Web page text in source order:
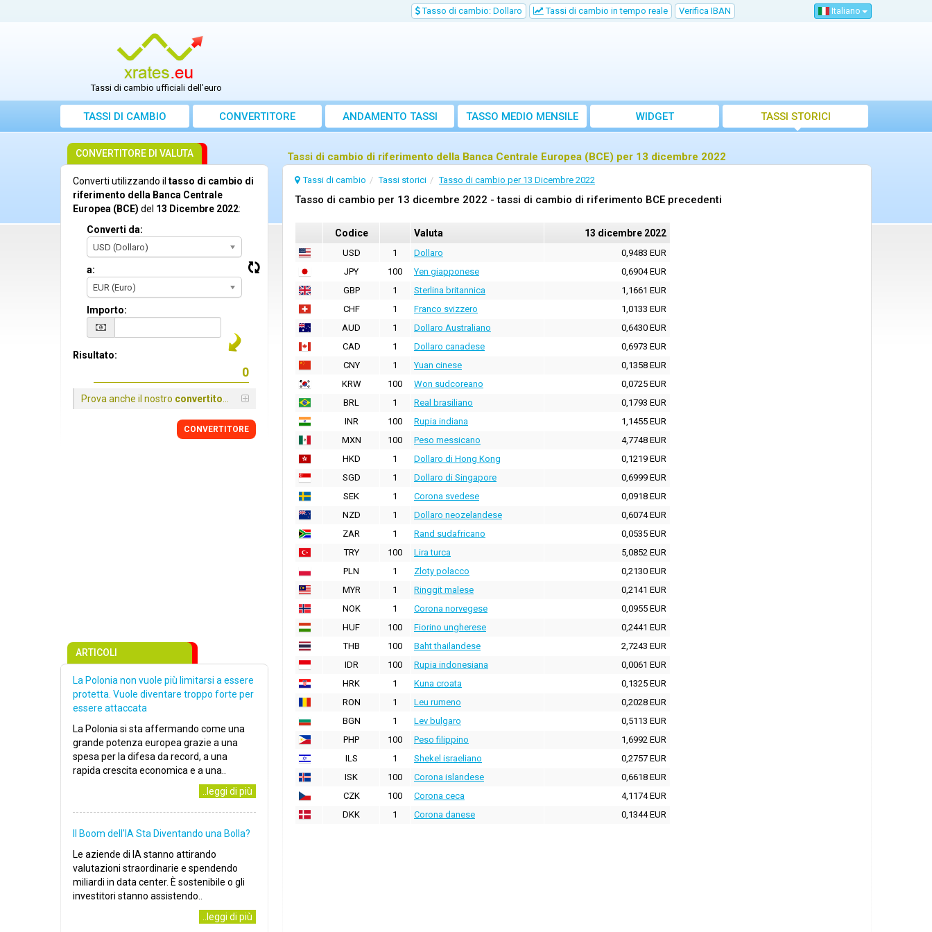
Tasso di cambio: Dollaro Tassi di cambio in tempo reale Verifica IBAN Italiano
Tassi di cambio ufficiali dell’euro
TASSI DI CAMBIO CONVERTITORE ANDAMENTO TASSI TASSO MEDIO MENSILE WIDGET TASSI STORICI
Tassi di cambio di riferimento della Banca Centrale Europea (BCE) per 13 dicembre 2022
Tassi di cambio Tassi storici Tasso di cambio per 13 Dicembre 2022
Tasso di cambio per 13 dicembre 2022 - tassi di cambio di riferimento BCE precedenti
Codice Valuta 13 dicembre 2022
USD 1 Dollaro
0,9483 EUR
JPY
100 Yen giapponese
0,6904 EUR
GBP
1 Sterlina britannica
1,1661 EUR
CHF
1 Franco svizzero
1,0133 EUR
AUD
1 Dollaro Australiano
0,6430 EUR
CAD
1 Dollaro canadese
0,6973 EUR
CNY
1 Yuan cinese
0,1358 EUR
KRW
100 Won sudcoreano
0,0725 EUR
BRL
1 Real brasiliano
0,1793 EUR
INR
100 Rupia indiana
1,1455 EUR
MXN
100 Peso messicano
4,7748 EUR
HKD
1 Dollaro di Hong Kong
0,1219 EUR
SGD
1 Dollaro di Singapore
0,6999 EUR
SEK
1 Corona svedese
0,0918 EUR
NZD
1 Dollaro neozelandese
0,6074 EUR
ZAR
1 Rand sudafricano
0,0535 EUR
TRY
100 Lira turca
5,0852 EUR
PLN
1 Zloty polacco
0,2130 EUR
MYR
1 Ringgit malese
0,2141 EUR
NOK
1 Corona norvegese
0,0955 EUR
HUF
100 Fiorino ungherese
0,2441 EUR
THB
100 Baht thailandese
2,7243 EUR
IDR
100 Rupia indonesiana
0,0061 EUR
HRK
1 Kuna croata
0,1325 EUR
RON
1 Leu rumeno
0,2028 EUR
BGN
1 Lev bulgaro
0,5113 EUR
PHP
100 Peso filippino
1,6992 EUR
ILS
1 Shekel israeliano
0,2757 EUR
ISK
100 Corona islandese
0,6618 EUR
CZK
100 Corona ceca
4,1174 EUR
DKK
1 Corona danese 0,1344 EUR
CONVERTITORE DI VALUTA
Converti utilizzando il tasso di cambio di
riferimento della Banca Centrale
Europea (BCE) del 13 Dicembre 2022:
Converti da:
USD (Dollaro)
a:
EUR (Euro)
Importo:
Risultato:
Prova anche il nostro convertitore
CONVERTITORE
ARTICOLI
La Polonia non vuole più limitarsi a essere
protetta. Vuole diventare troppo forte per
essere attaccata
La Polonia si sta affermando come una
grande potenza europea grazie a una
spesa per la difesa da record, a una
rapida crescita economica e a una..
..leggi di più
Il Boom dell'IA Sta Diventando una Bolla?
Le aziende di IA stanno attirando
valutazioni straordinarie e spendendo
miliardi in data center. È sostenibile o gli
investitori stanno assistendo..
..leggi di più